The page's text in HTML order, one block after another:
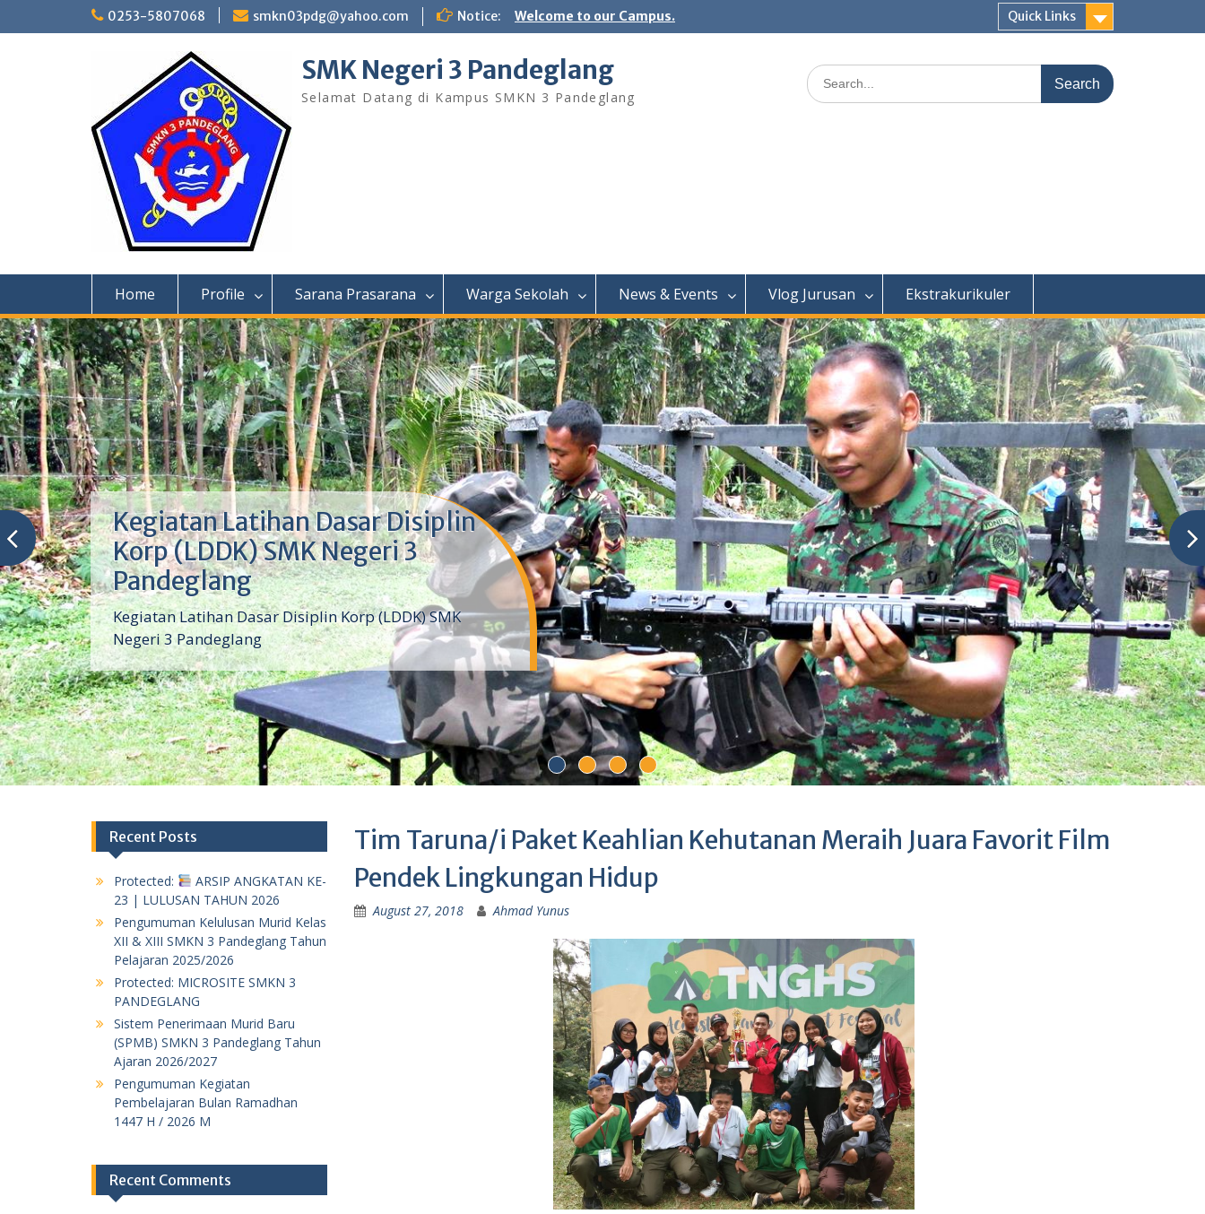
0253-5807068 smkn03pdg@yahoo.com Notice: Welcome to our Campus. Quick Links
SMK Negeri 3 Pandeglang
Selamat Datang di Kampus SMKN 3 Pandeglang
Search
for:
Home Profile Sarana Prasarana Warga Sekolah News & Events Vlog Jurusan Ekstrakurikuler
Kegiatan Latihan Dasar Disiplin
Korp (LDDK) SMK Negeri 3
Pandeglang
Kegiatan Latihan Dasar Disiplin Korp (LDDK) SMK
Negeri 3 Pandeglang
Tim Taruna/i Paket Keahlian Kehutanan Meraih Juara Favorit Film
Pendek Lingkungan Hidup
August 27, 2018 Ahmad Yunus
Recent Posts
Protected:
ARSIP ANGKATAN KE-
23 | LULUSAN TAHUN 2026
Pengumuman Kelulusan Murid Kelas
XII & XIII SMKN 3 Pandeglang Tahun
Pelajaran 2025/2026
Protected: MICROSITE SMKN 3
PANDEGLANG
Sistem Penerimaan Murid Baru
(SPMB) SMKN 3 Pandeglang Tahun
Ajaran 2026/2027
Pengumuman Kegiatan
Pembelajaran Bulan Ramadhan
1447 H / 2026 M
Recent Comments